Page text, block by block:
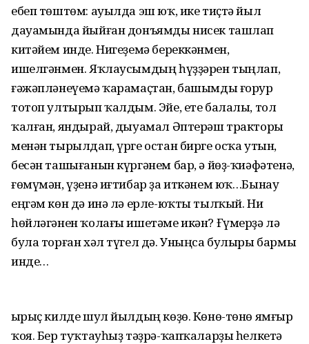
ебеп төштөм: ауылда эш юҡ, ике тиҫтә йыл
дауамында йыйған донъямды нисек ташлап
китәйем инде. Нигеҙемә береккәнмен,
ишелгәнмен. Яҡлаусымдың һүҙҙәрен тыңлап,
ғәжәпләнеүемә ҡарамаҫтан, башымды ғорур
тотоп ултырып ҡалдым. Эйе, ете балалы, тол
ҡалған, яндырай, дыуамал Әптерәш тракторы
менән тырылдап, үрге остан бирге осҡа утын,
бесән ташығанын күргәнем бар, ә йөҙ-ҡиәфәтенә,
ғөмүмән, үҙенә иғтибар ҙа иткәнем юҡ…Бынау
еңгәм көн дә инә лә ерле-юҡты тылҡый. Ни
һөйләгәнен ҡолағы ишетәме икән? Ғүмерҙә лә
була торған хәл түгел дә. Уныңса булыры бармы
инде…
Ҡырыҫ килде шул йылдың көҙө. Көнө-төнө ямғыр
ҡоя. Бер туҡтауһыҙ тәҙрә-ҡапҡаларҙы һелкетә